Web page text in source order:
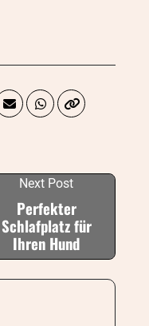
Next Post
Perfekter
Schlafplatz für
Ihren Hund